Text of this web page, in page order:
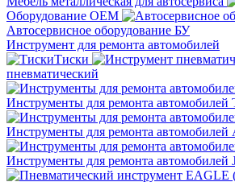
Оборудование OEM
Автосервисное оборудование БУ
Инструмент для ремонта автомобилей
Тиски
пневматический
Инструменты для ремонта автомобилей
Инструменты для ремонта автомобилей
Инструменты для ремонта автомобилей